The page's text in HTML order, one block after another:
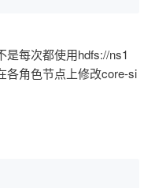
是每次都使用hdfs://ns1
各角色节点上修改core-si